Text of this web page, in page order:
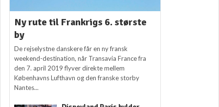
Ny rute til Frankrigs 6. største
by
De rejselystne danskere får en ny fransk
weekend-destination, når Transavia France fra
den 7. april 2019 flyver direkte mellem
Københavns Lufthavn og den franske storby
Nantes...